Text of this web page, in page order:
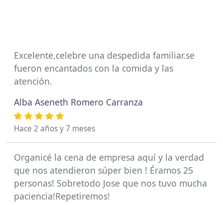
Excelente,celebre una despedida familiar.se
fueron encantados con la comida y las
atención.
Alba Aseneth Romero Carranza
Hace 2 años y 7 meses
Organicé la cena de empresa aquí y la verdad
que nos atendieron súper bien ! Éramos 25
personas! Sobretodo Jose que nos tuvo mucha
paciencia!Repetiremos!